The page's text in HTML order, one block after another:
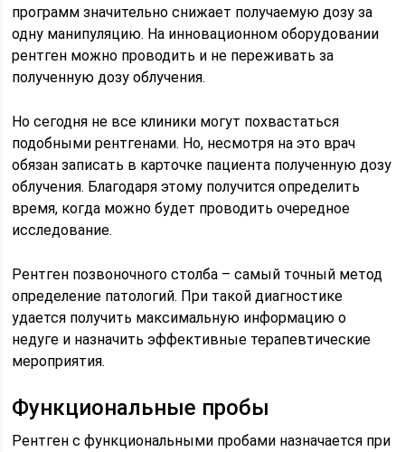
программ значительно снижает получаемую дозу за
одну манипуляцию. На инновационном оборудовании
рентген можно проводить и не переживать за
полученную дозу облучения.
Но сегодня не все клиники могут похвастаться
подобными рентгенами. Но, несмотря на это врач
обязан записать в карточке пациента полученную дозу
облучения. Благодаря этому получится определить
время, когда можно будет проводить очередное
исследование.
Рентген позвоночного столба – самый точный метод
определение патологий. При такой диагностике
удается получить максимальную информацию о
недуге и назначить эффективные терапевтические
мероприятия.
Функциональные пробы
Рентген с функциональными пробами назначается при